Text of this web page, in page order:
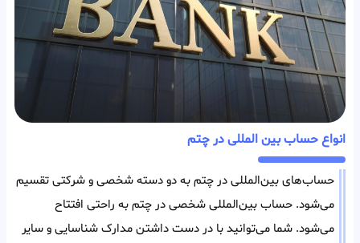
انواع حساب بین المللی در چتم
حساب‌های بین‌المللی در چتم به دو دسته شخصی و شرکتی تقسیم
می‌شود. حساب بین‌المللی شخصی در چتم به راحتی افتتاح
می‌شود. شما می‌توانید با در دست داشتن مدارک شناسایی و سایر